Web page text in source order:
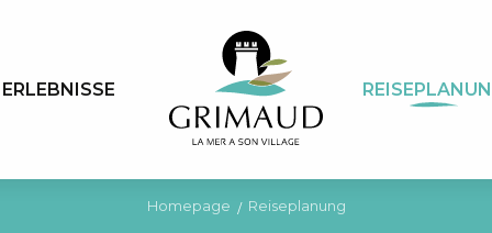
ERLEBNISSE
Homepage Reiseplanung